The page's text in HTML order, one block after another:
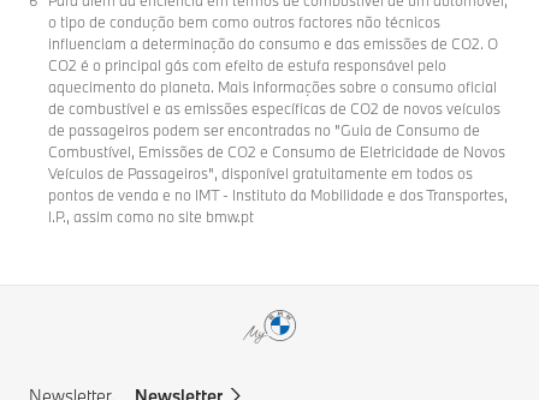
o tipo de condução bem como outros factores não técnicos
influenciam a determinação do consumo e das emissões de CO2. O
CO2 é o principal gás com efeito de estufa responsável pelo
aquecimento do planeta. Mais informações sobre o consumo oficial
de combustível e as emissões específicas de CO2 de novos veículos
de passageiros podem ser encontradas no "Guia de Consumo de
Combustível, Emissões de CO2 e Consumo de Eletricidade de Novos
Veículos de Passageiros", disponível gratuitamente em todos os
pontos de venda e no IMT - Instituto da Mobilidade e dos Transportes,
I.P., assim como no site bmw.pt
Newsletter. Newsletter